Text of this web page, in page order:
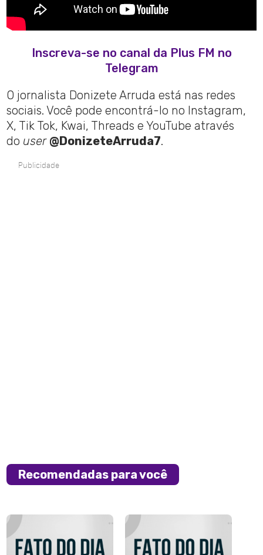
Inscreva-se no canal da Plus FM no
Telegram
O jornalista Donizete Arruda está nas redes
sociais. Você pode encontrá-lo no Instagram,
X, Tik Tok, Kwai, Threads e YouTube através
do user @DonizeteArruda7.
Publicidade
Recomendadas para você